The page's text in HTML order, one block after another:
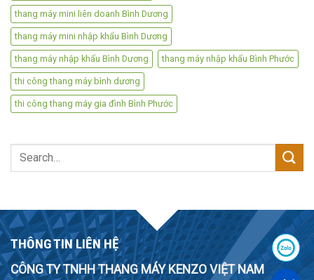
thang máy mini liên doanh Bình Dương
thang máy mini nhập khẩu Bình Dương
thang máy nhập khẩu Bình Dương thang máy nhập khẩu Bình Phước
thi công thang máy bình dương
thi công thang máy gia đình Bình Phước
Search
THÔNG TIN LIÊN HỆ
CÔNG TY TNHH THANG MÁY KENZO VIỆT NAM